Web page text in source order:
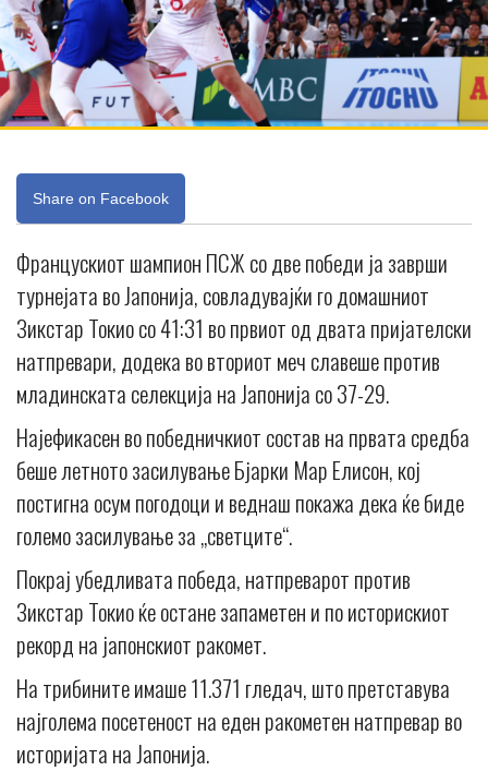
Share on Facebook
Францускиот шампион ПСЖ со две победи ја заврши
турнејата во Јапонија, совладувајќи го домашниот
Зикстар Токио со 41:31 во првиот од двата пријателски
натпревари, додека во вториот меч славеше против
младинската селекција на Јапонија со 37-29.
Најефикасен во победничкиот состав на првата средба
беше летното засилување Бјарки Мар Елисон, кој
постигна осум погодоци и веднаш покажа дека ќе биде
големо засилување за „светците“.
Покрај убедливата победа, натпреварот против
Зикстар Токио ќе остане запаметен и по историскиот
рекорд на јапонскиот ракомет.
На трибините имаше 11.371 гледач, што претставува
најголема посетеност на еден ракометен натпревар во
историјата на Јапонија.